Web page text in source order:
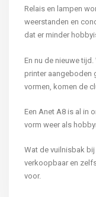
Relais en lampen
weerstanden en
dat er minder
En nu de nieuwe
printer aangeboden
vormen, komen de
Een Anet A8 is al in
vorm weer als
Wat de vuilnisbak
verkoopbaar en
voor.